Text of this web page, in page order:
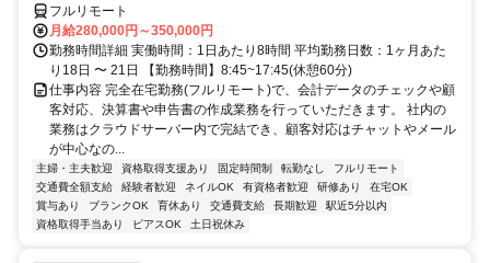
フルリモート
月給280,000円～350,000円
勤務時間詳細 実働時間：1日あたり8時間 平均勤務日数：1ヶ月あた
り18日 〜 21日 【勤務時間】8:45~17:45(休憩60分)
仕事内容 完全在宅勤務(フルリモート)で、会計データのチェックや顧
客対応、決算書や申告書の作成業務を行っていただきます。 社内の
業務はクラウドサーバー内で完結でき、顧客対応はチャットやメール
が中心なの...
主婦・主夫歓迎 資格取得支援あり 固定時間制 転勤なし
フルリモート
交通費全額支給
経験者歓迎 ネイルOK 有資格者歓迎 研修あり
在宅OK
賞与あり
ブランクOK 育休あり 交通費支給 長期歓迎
駅近5分以内
資格取得手当あり
ピアスOK 土日祝休み